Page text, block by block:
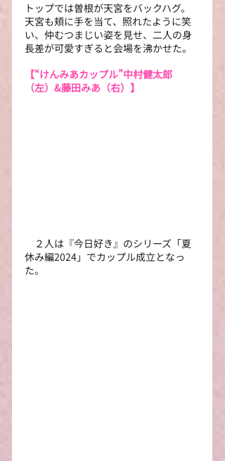
トップでは曽根が天宮をバックハグ。
天宮も頬に手を当て、照れたように笑
い、仲むつまじい姿を見せ、二人の身
長差が可愛すぎると会場を沸かせた。
【“けんみあカップル”中村健太郎
（左）&藤田みあ（右）】
２人は『今日好き』のシリーズ「夏
休み編2024」でカップル成立となっ
た。